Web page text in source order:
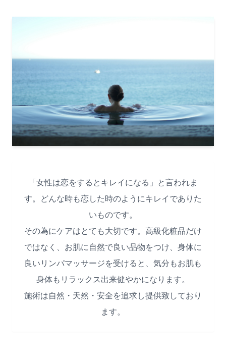
「女性は恋をするとキレイになる」と言われま
す。どんな時も恋した時のようにキレイでありた
いものです。
その為にケアはとても大切です。高級化粧品だけ
ではなく、お肌に自然で良い品物をつけ、身体に
良いリンパマッサージを受けると、気分もお肌も
身体もリラックス出来健やかになります。
施術は自然・天然・安全を追求し提供致しており
ます。